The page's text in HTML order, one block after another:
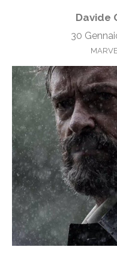
Davide
30